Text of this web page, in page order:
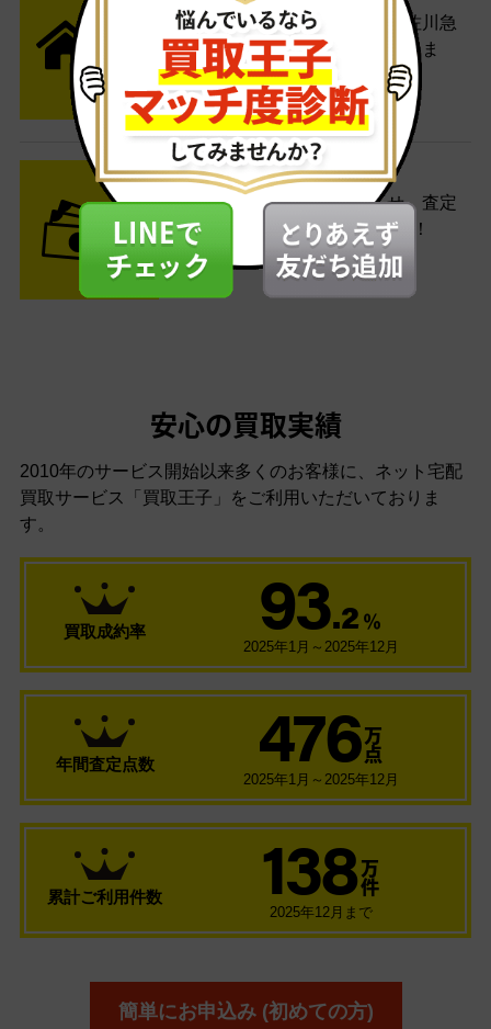
送料無料でご自宅から発送！佐川急
便がご自宅まで引き取りに伺いま
す。
STEP3 ご入金
査定結果はメールでお知らせ。査定
結果がOKなら金額をお支払い！
安心の買取実績
2010年のサービス開始以来多くのお客様に、 ネット宅配
買取サービス「買取王子」をご利用いただいておりま
す。
買取成約率 93.2 ％
2025年1月～2025年12月
年間査定点数 476 万
点
2025年1月～2025年12月
累計ご利用件数 138 万
件
2025年12月まで
簡単にお申込み (初めての方)